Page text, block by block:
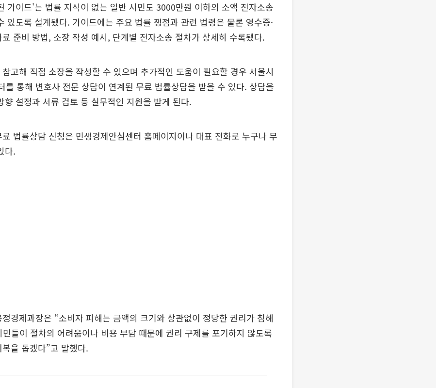
가이드'는 법률 지식이 없는 일반 시민도 3000만원 이하의 소액 전자소송
있도록 설계됐다. 가이드에는 주요 법률 쟁점과 관련 법령은 물론 영수증·
준비 방법, 소장 작성 예시, 단계별 전자소송 절차가 상세히 수록됐다.
고해 직접 소장을 작성할 수 있으며 추가적인 도움이 필요할 경우 서울시
를 통해 변호사 전문 상담이 연계된 무료 법률상담을 받을 수 있다. 상담을
향 설정과 서류 검토 등 실무적인 지원을 받게 된다.
법률상담 신청은 민생경제안심센터 홈페이지이나 대표 전화로 누구나 무
다.
경제과장은 “소비자 피해는 금액의 크기와 상관없이 정당한 권리가 침해
들이 절차의 어려움이나 비용 부담 때문에 권리 구제를 포기하지 않도록
을 돕겠다”고 말했다.